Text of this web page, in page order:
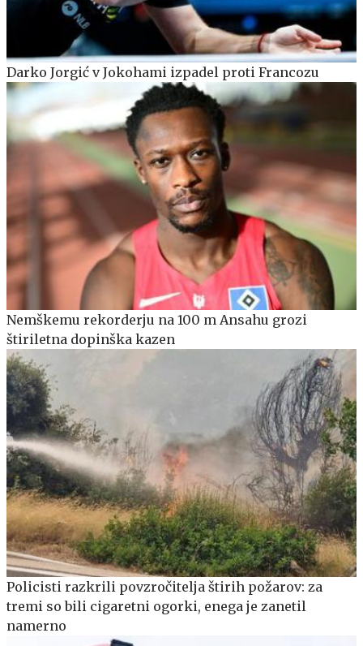
Darko Jorgić v Jokohami izpadel proti Francozu
Nemškemu rekorderju na 100 m Ansahu grozi
štiriletna dopinška kazen
Policisti razkrili povzročitelja štirih požarov: za
tremi so bili cigaretni ogorki, enega je zanetil
namerno